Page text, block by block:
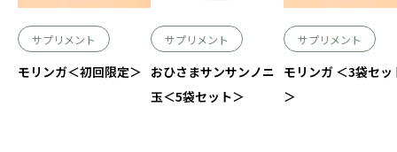
サプリメント
モリンガ＜初回限定＞
サプリメント
おひさまサンサンノニ
玉＜5袋セット＞
サプリメント
モリンガ ＜3袋セッ
＞